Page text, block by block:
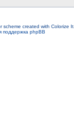
scheme created with Colorize It.
поддержка phpBB